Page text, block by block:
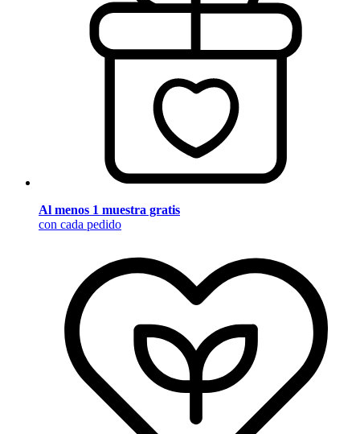
Al menos 1 muestra gratis
con cada pedido